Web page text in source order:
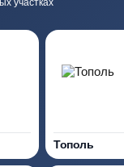
участках
Тополь